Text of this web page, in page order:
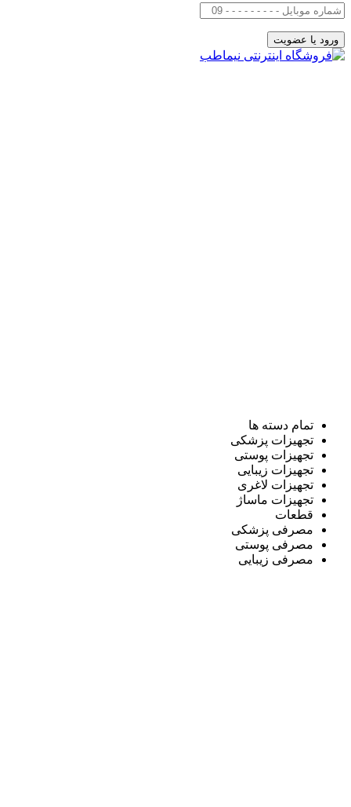
تمام دسته ها
تجهیزات پزشکی
تجهیزات پوستی
تجهیزات زیبایی
تجهیزات لاغری
تجهیزات ماساژ
قطعات
مصرفی پزشکی
مصرفی پوستی
مصرفی زیبایی